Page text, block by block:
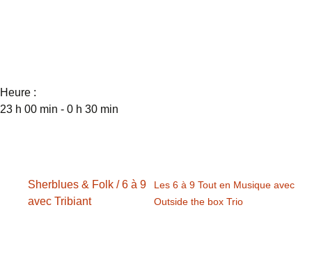
Heure :
23 h 00 min - 0 h 30 min
Sherblues & Folk / 6 à 9
avec Tribiant
Les 6 à 9 Tout en Musique avec
Outside the box Trio